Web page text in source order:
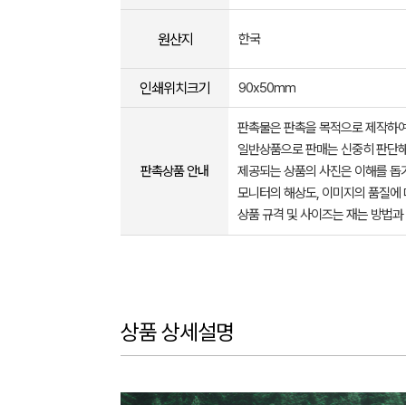
원산지 한국
인쇄위치크기 90x50mm
판촉상품 안내
판촉물은 판촉을 목적으로 제작하
일반상품으로 판매는 신중히 판단
제공되는 상품의 사진은 이해를
모니터의 해상도, 이미지의 품질
상품 규격 및 사이즈는 재는 방법
상품 상세설명